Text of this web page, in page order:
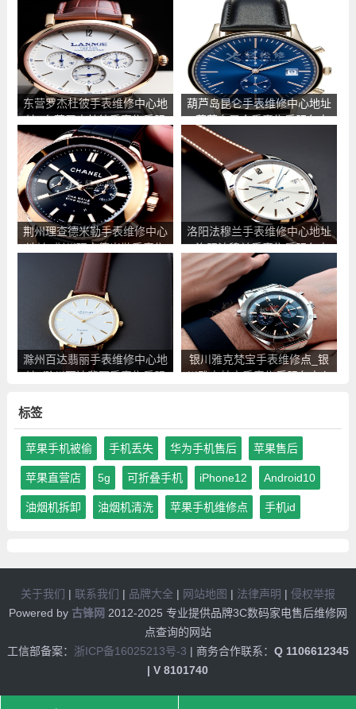
东营罗杰杜彼手表维修中心地
址_东营罗杰杜彼手表售后服
务点查询
葫芦岛昆仑手表维修中心地址
_葫芦岛昆仑手表售后服务点
荆州理查德米勒手表维修中心
地址_荆州理查德米勒手表售
后服务点查询
洛阳法穆兰手表维修中心地址
_洛阳法穆兰手表售后服务点
查询
滁州百达翡丽手表维修中心地
址_滁州百达翡丽手表售后服
银川雅克梵宝手表维修点_银
川雅克梵宝手表售后服务中心
标签
苹果手机被偷 手机丢失 华为手机售后 苹果售后
苹果直营店 5g 可折叠手机 iPhone12 Android10
油烟机拆卸 油烟机清洗 苹果手机维修点 手机id
关于我们 | 联系我们 | 品牌大全| 网站地图 | 法律声明 | 侵权举报
Powered by 古锋网 2012-2025 专业提供品牌3C数码家电售后维修网
点查询的网站
工信部备案： 浙ICP备16025213号-3 | 商务合作联系： Q 1106612345
| V 8101740